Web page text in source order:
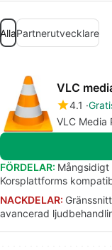
AllaPartnerutvecklare
VLC
4.1
VLC Media
FÖRDELAR:
Korsplattforms
NACKDELAR:
avancerad